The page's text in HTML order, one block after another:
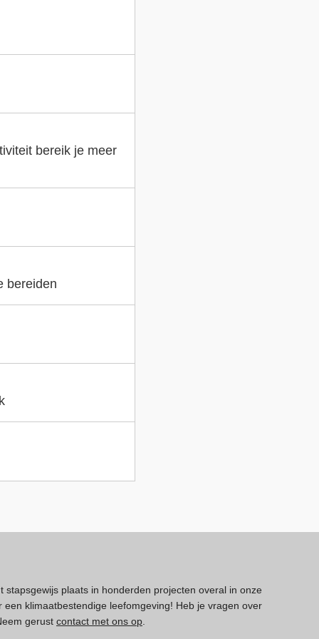
bereik je meer
bereiden
stapsgewijs plaats in honderden projecten overal in onze
klimaatbestendige leefomgeving! Heb je vragen over
gerust contact met ons op